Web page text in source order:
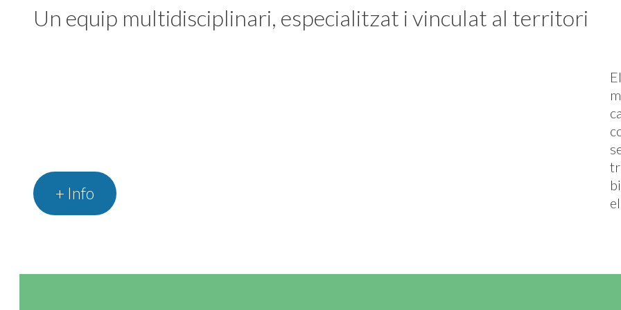
Un equip multidisciplinari, especialitzat i vinculat al territori
+ Info